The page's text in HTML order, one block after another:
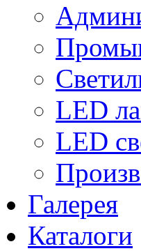
LED
LED
Галерея
Каталоги